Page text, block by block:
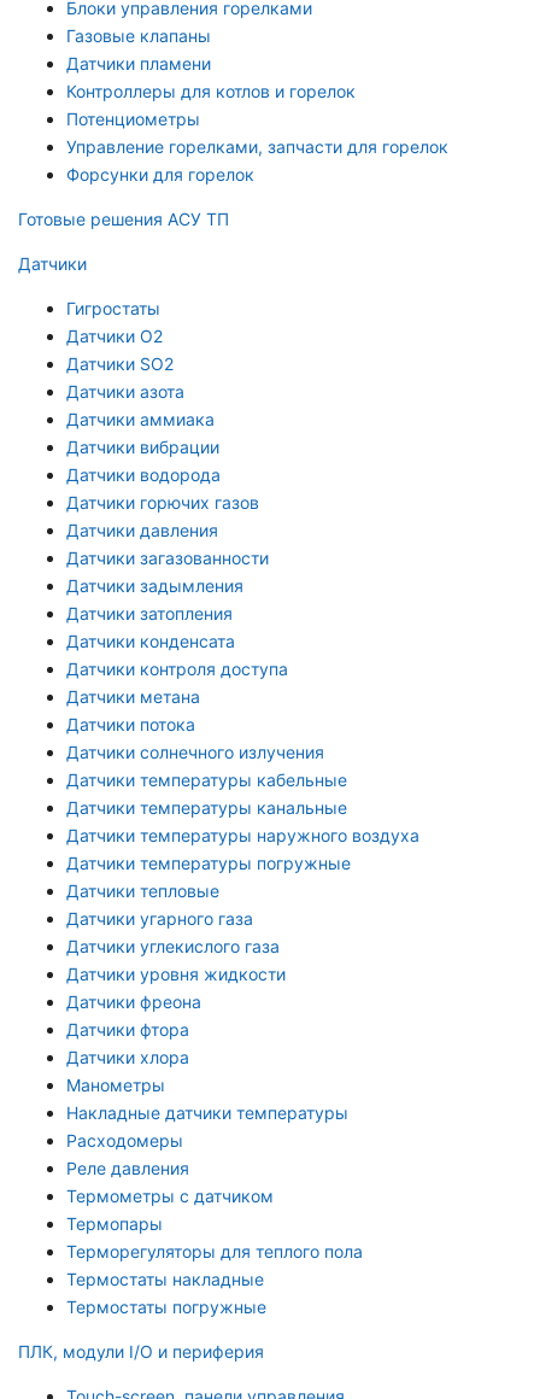
Блоки управления горелками
Газовые клапаны
Датчики пламени
Контроллеры для котлов и горелок
Потенциометры
Управление горелками, запчасти для горелок
Форсунки для горелок
Готовые решения АСУ ТП
Датчики
Гигростаты
Датчики O2
Датчики SO2
Датчики азота
Датчики аммиака
Датчики вибрации
Датчики водорода
Датчики горючих газов
Датчики давления
Датчики загазованности
Датчики задымления
Датчики затопления
Датчики конденсата
Датчики контроля доступа
Датчики метана
Датчики потока
Датчики солнечного излучения
Датчики температуры кабельные
Датчики температуры канальные
Датчики температуры наружного воздуха
Датчики температуры погружные
Датчики тепловые
Датчики угарного газа
Датчики углекислого газа
Датчики уровня жидкости
Датчики фреона
Датчики фтора
Датчики хлора
Манометры
Накладные датчики температуры
Расходомеры
Реле давления
Термометры с датчиком
Термопары
Терморегуляторы для теплого пола
Термостаты накладные
Термостаты погружные
ПЛК, модули I/O и периферия